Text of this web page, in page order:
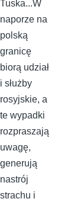
Tuska...W
naporze na
polską
granicę
biorą udział
i służby
rosyjskie, a
te wypadki
rozpraszają
uwagę,
generują
nastrój
strachu i